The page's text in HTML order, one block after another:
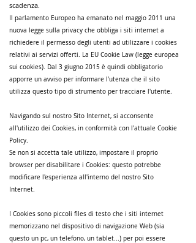
scadenza.
Il parlamento Europeo ha emanato nel maggio 2011 una
nuova legge sulla privacy che obbliga i siti internet a
richiedere il permesso degli utenti ad utilizzare i cookies
relativi ai servizi offerti. La EU Cookie Law (legge europea
sui cookies). Dal 3 giugno 2015 è quindi obbligatorio
apporre un avviso per informare l'utenza che il sito
utilizza questo tipo di strumento per tracciare l'utente.
Navigando sul nostro Sito Internet, si acconsente
all'utilizzo dei Cookies, in conformità con l'attuale Cookie
Policy.
Se non si accetta tale utilizzo, impostare il proprio
browser per disabilitare i Cookies: questo potrebbe
modificare l'esperienza all'interno del nostro Sito
Internet.
I Cookies sono piccoli files di testo che i siti internet
memorizzano nel dispositivo di navigazione Web (sia
questo un pc, un telefono, un tablet...) per poi essere